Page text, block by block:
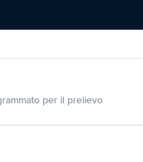
per il prelievo